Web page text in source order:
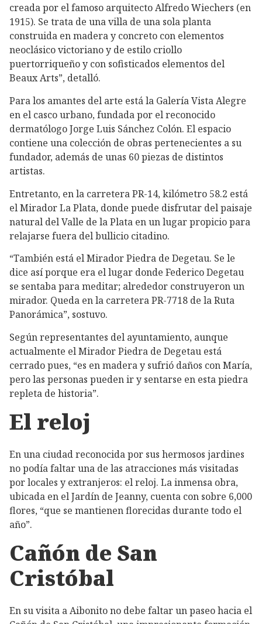
creada por el famoso arquitecto Alfredo Wiechers (en
1915). Se trata de una villa de una sola planta
construida en madera y concreto con elementos
neoclásico victoriano y de estilo criollo
puertorriqueño y con sofisticados elementos del
Beaux Arts”, detalló.
Para los amantes del arte está la Galería Vista Alegre
en el casco urbano, fundada por el reconocido
dermatólogo Jorge Luis Sánchez Colón. El espacio
contiene una colección de obras pertenecientes a su
fundador, además de unas 60 piezas de distintos
artistas.
Entretanto, en la carretera PR-14, kilómetro 58.2 está
el Mirador La Plata, donde puede disfrutar del paisaje
natural del Valle de la Plata en un lugar propicio para
relajarse fuera del bullicio citadino.
“También está el Mirador Piedra de Degetau. Se le
dice así porque era el lugar donde Federico Degetau
se sentaba para meditar; alrededor construyeron un
mirador. Queda en la carretera PR-7718 de la Ruta
Panorámica”, sostuvo.
Según representantes del ayuntamiento, aunque
actualmente el Mirador Piedra de Degetau está
cerrado pues, “es en madera y sufrió daños con María,
pero las personas pueden ir y sentarse en esta piedra
repleta de historia”.
El reloj
En una ciudad reconocida por sus hermosos jardines
no podía faltar una de las atracciones más visitadas
por locales y extranjeros: el reloj. La inmensa obra,
ubicada en el Jardín de Jeanny, cuenta con sobre 6,000
flores, “que se mantienen florecidas durante todo el
año”.
Cañón de San
Cristóbal
En su visita a Aibonito no debe faltar un paseo hacia el